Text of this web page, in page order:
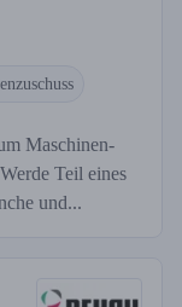
Maschinen-
Teil eines
und...